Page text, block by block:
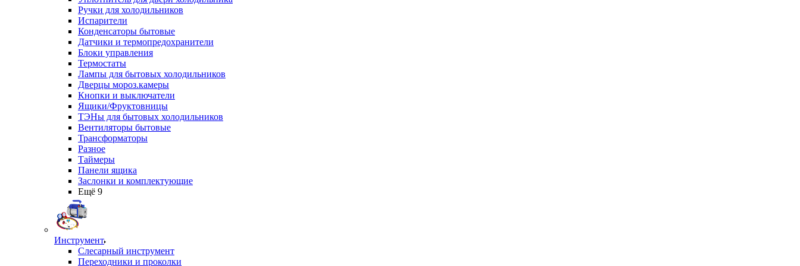
Ручки для холодильников
Испарители
Конденсаторы бытовые
Датчики и термопредохранители
Блоки управления
Термостаты
Лампы для бытовых холодильников
Дверцы мороз.камеры
Кнопки и выключатели
Ящики/Фруктовницы
ТЭНы для бытовых холодильников
Вентиляторы бытовые
Трансформаторы
Разное
Таймеры
Панели ящика
Заслонки и комплектующие
Ещё 9
Инструмент
Слесарный инструмент
Переходники и проколки